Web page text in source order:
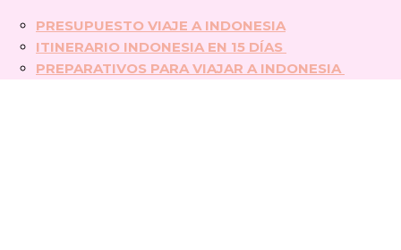
PRESUPUESTO VIAJE A INDONESIA
ITINERARIO INDONESIA EN 15 DÍAS
PREPARATIVOS PARA VIAJAR A INDONESIA